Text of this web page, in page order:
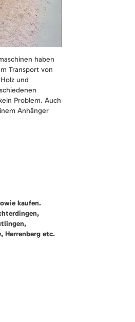
haben
Transport von
und
Problem. Auch
Anhänger
kaufen.
Herrenberg etc.